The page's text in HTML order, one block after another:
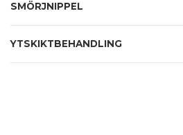
SMÖRJNIPPEL
YTSKIKTBEHANDLING